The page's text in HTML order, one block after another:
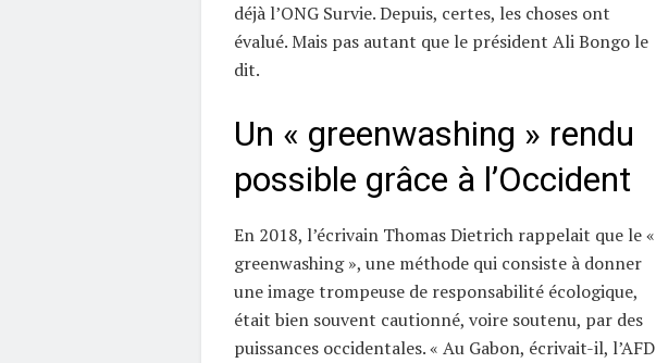
déjà l’ONG Survie. Depuis, certes, les choses ont
évalué. Mais pas autant que le président Ali Bongo le
dit.
Un « greenwashing » rendu
possible grâce à l’Occident
En 2018, l’écrivain Thomas Dietrich rappelait que le «
greenwashing », une méthode qui consiste à donner
une image trompeuse de responsabilité écologique,
était bien souvent cautionné, voire soutenu, par des
puissances occidentales. « Au Gabon, écrivait-il, l’AFD